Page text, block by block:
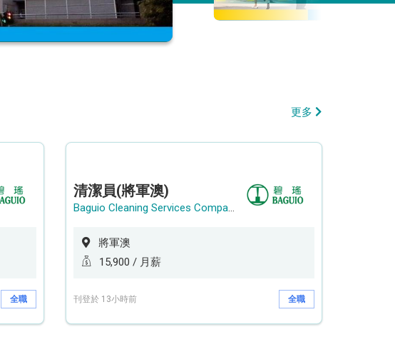
更多
全職
清潔員(將軍澳)
Baguio Cleaning Services Company Limited
將軍澳
15,900 / 月薪
刊登於 13小時前 全職